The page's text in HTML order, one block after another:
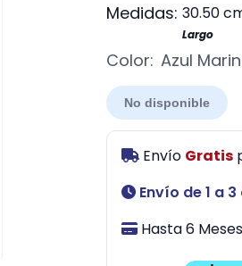
Medidas: 30.50
Largo
Color: Azul
No disponible
Envío Gratis
Envío de 1 a
Hasta 6